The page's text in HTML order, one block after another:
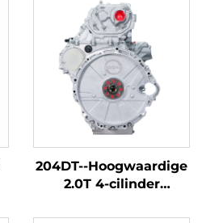
204DT--Hoogwaardige
2.0T 4-cilinder
fabrieksmatig